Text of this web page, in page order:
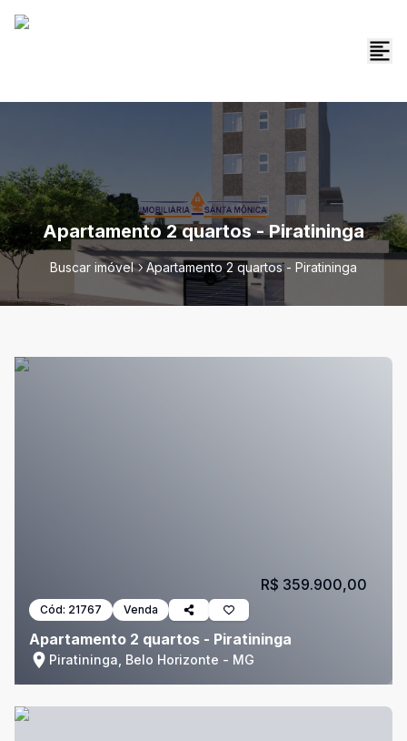
Apartamento 2 quartos - Piratininga
Buscar imóvel Apartamento 2 quartos - Piratininga
Cód: 21767 Venda
Apartamento 2 quartos - Piratininga
Piratininga, Belo Horizonte - MG
R$ 359.900,00